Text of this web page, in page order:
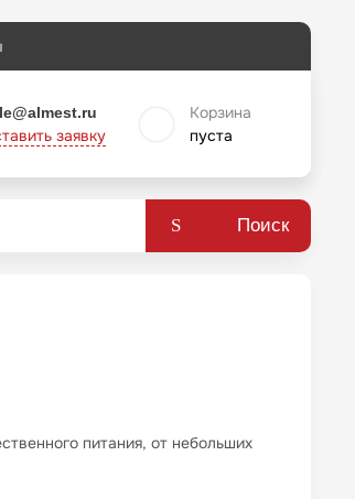
заявку
Корзина
пуста
Поиск
питания, от небольших